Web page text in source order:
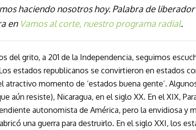
haciendo nosotros hoy. Palabra de
en Vamos al corte, nuestro programa radial.
del grito, a 201 de la Independencia, seguimos
estados republicanos se convirtieron en estados
atractivo momento de ‘estados buena gente’.
aún resiste), Nicaragua, en el siglo XX. En el XIX,
autonomista de América, pero la envidiosa y
una guerra para destruirlo. En el siglo XXI, los